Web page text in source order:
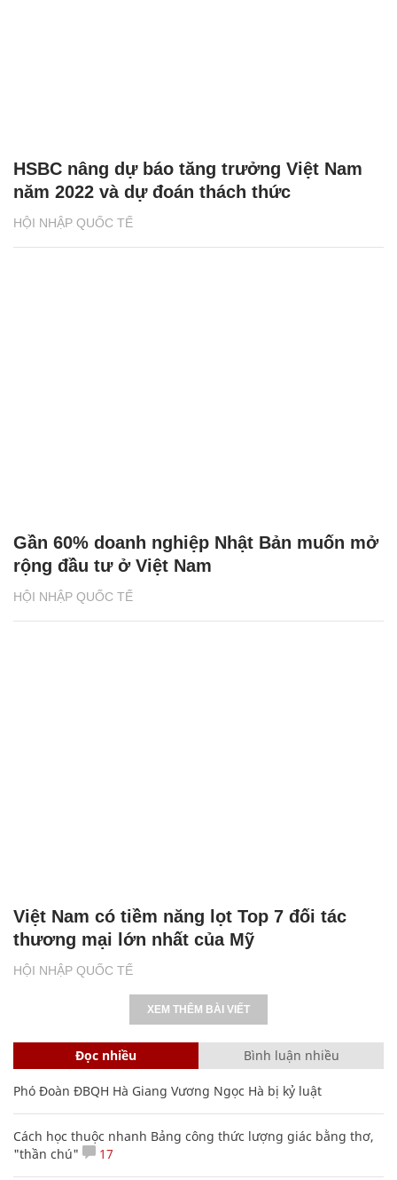
HỘI NHẬP QUỐC TẾ
HSBC nâng dự báo tăng trưởng Việt Nam
năm 2022 và dự đoán thách thức
HỘI NHẬP QUỐC TẾ
Gần 60% doanh nghiệp Nhật Bản muốn mở
rộng đầu tư ở Việt Nam
HỘI NHẬP QUỐC TẾ
Việt Nam có tiềm năng lọt Top 7 đối tác
thương mại lớn nhất của Mỹ
XEM THÊM BÀI VIẾT
Đọc nhiều Bình luận nhiều
Phó Đoàn ĐBQH Hà Giang Vương Ngọc Hà bị kỷ luật
Cách học thuộc nhanh Bảng công thức lượng giác bằng thơ,
"thần chú"
17